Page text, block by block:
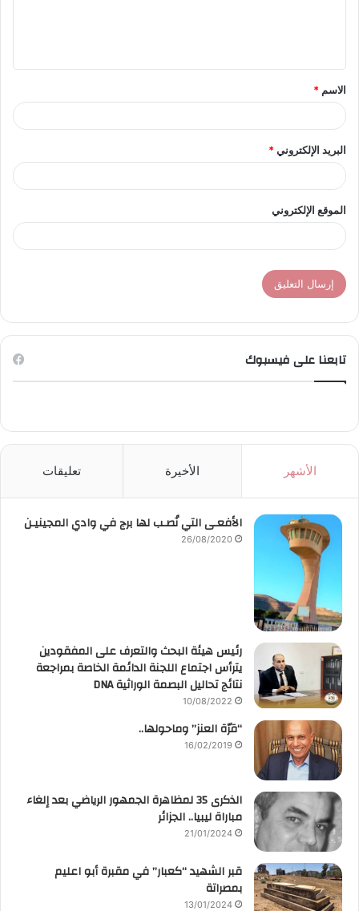
ق
*
الاسم *
البريد الإلكتروني*
الموقع الإلكتروني
تابعنا على فيسبوك
الأشهر الأخيرة تعليقات
الأفعـى التي نُصـب لها برج في وادي المجينيـن
26/08/2020
رئيس هيئة البحث والتعرف على المفقودين
يترأس اجتماع اللجنة الدائمة الخاصة بمراجعة
نتائج تحاليل البصمة الوراثية DNA
10/08/2022
“قرّة العنز” وماحولها..
16/02/2019
الذكرى 35 لمظاهرة الجمهور الرياضي بعد إلغاء
مباراة ليبيا.. الجزائر
21/01/2024
قبر الشهيد “كعبار” في مقبرة أبو اعليم
بمصراتة
13/01/2024